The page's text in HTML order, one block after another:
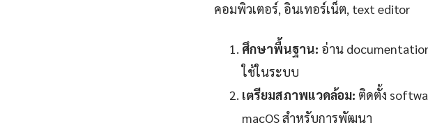
คอมพิวเตอร์, อินเทอร์เน็ต, text editor
ศึกษาพื้นฐาน: อ่าน
ใช้ในระบบ
เตรียมสภาพแวดล้อม: ติดตั้ง
macOS สำหรับการพัฒนา